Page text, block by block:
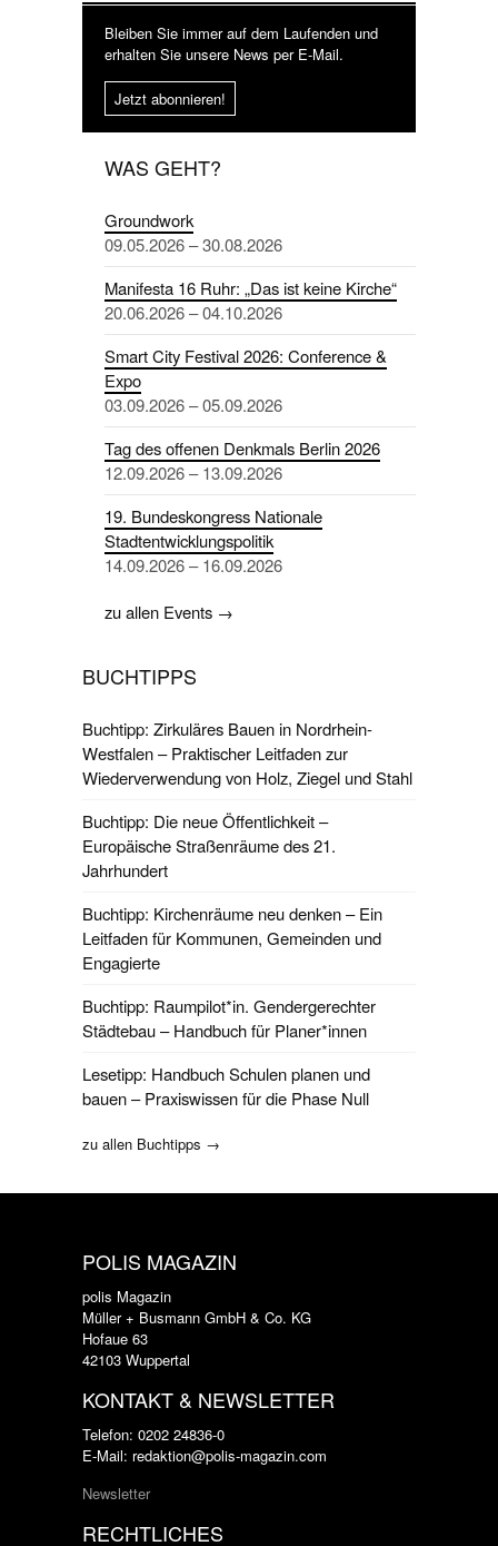
Bleiben Sie immer auf dem Laufenden und
erhalten Sie unsere News per E-Mail.
Jetzt abonnieren!
WAS GEHT?
Groundwork
09.05.2026 – 30.08.2026
Manifesta 16 Ruhr: „Das ist keine Kirche“
20.06.2026 – 04.10.2026
Smart City Festival 2026: Conference &
Expo
03.09.2026 – 05.09.2026
Tag des offenen Denkmals Berlin 2026
12.09.2026 – 13.09.2026
19. Bundeskongress Nationale
Stadtentwicklungspolitik
14.09.2026 – 16.09.2026
zu allen Events →
BUCHTIPPS
Buchtipp: Zirkuläres Bauen in Nordrhein-
Westfalen – Praktischer Leitfaden zur
Wiederverwendung von Holz, Ziegel und Stahl
Buchtipp: Die neue Öffentlichkeit –
Europäische Straßenräume des 21.
Jahrhundert
Buchtipp: Kirchenräume neu denken – Ein
Leitfaden für Kommunen, Gemeinden und
Engagierte
Buchtipp: Raumpilot*in. Gendergerechter
Städtebau – Handbuch für Planer*innen
Lesetipp: Handbuch Schulen planen und
bauen – Praxiswissen für die Phase Null
zu allen Buchtipps →
POLIS MAGAZIN
polis Magazin
Müller + Busmann GmbH & Co. KG
Hofaue 63
42103 Wuppertal
KONTAKT & NEWSLETTER
Telefon: 0202 24836-0
E-Mail: redaktion@polis-magazin.com
Newsletter
RECHTLICHES